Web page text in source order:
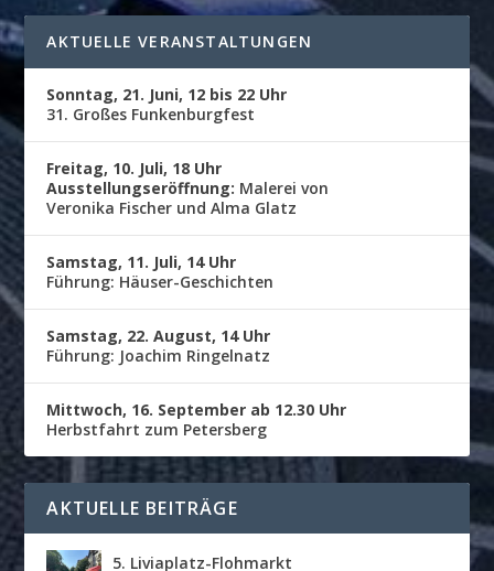
AKTUELLE VERANSTALTUNGEN
Sonntag, 21. Juni, 12 bis 22 Uhr
31. Großes Funkenburgfest
Freitag, 10. Juli, 18 Uhr
Ausstellungseröffnung: Malerei von
Veronika Fischer und Alma Glatz
Samstag, 11. Juli, 14 Uhr
Führung: Häuser-Geschichten
Samstag, 22. August, 14 Uhr
Führung: Joachim Ringelnatz
Mittwoch, 16. September ab 12.30 Uhr
Herbstfahrt zum Petersberg
AKTUELLE BEITRÄGE
5. Liviaplatz-Flohmarkt